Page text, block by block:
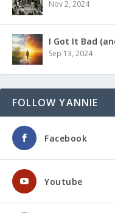
Nov 2, 2024
I Got It Bad
Sep 13, 2024
FOLLOW YANNIE
Facebook
Youtube